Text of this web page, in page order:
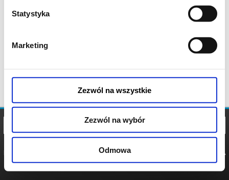
Statystyka
Marketing
Zezwól na wszystkie
Zezwól na wybór
Odmowa
POLITYKA
POLITYKA